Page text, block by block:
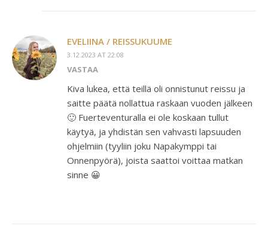
EVELIINA / REISSUKUUME
3.12.2023 AT 22:08
VASTAA
Kiva lukea, että teillä oli onnistunut reissu ja
saitte päätä nollattua raskaan vuoden jälkeen
🙂 Fuerteventuralla ei ole koskaan tullut
käytyä, ja yhdistän sen vahvasti lapsuuden
ohjelmiin (tyyliin joku Napakymppi tai
Onnenpyörä), joista saattoi voittaa matkan
sinne 😀